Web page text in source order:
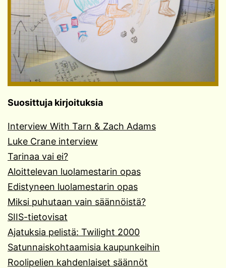
Suosittuja kirjoituksia
Interview With Tarn & Zach Adams
Luke Crane interview
Tarinaa vai ei?
Aloittelevan luolamestarin opas
Edistyneen luolamestarin opas
Miksi puhutaan vain säännöistä?
SIIS-tietovisat
Ajatuksia pelistä: Twilight 2000
Satunnaiskohtaamisia kaupunkeihin
Roolipelien kahdenlaiset säännöt